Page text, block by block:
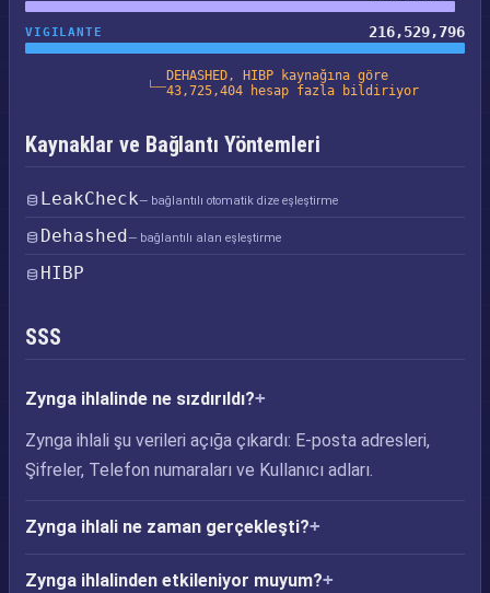
VIGILANTE 216,529,796
DEHASHED, HIBP kaynağına göre
43,725,404 hesap fazla bildiriyor
Kaynaklar ve Bağlantı Yöntemleri
LeakCheck— bağlantılı otomatik dize eşleştirme
Dehashed— bağlantılı alan eşleştirme
HIBP
SSS
Zynga ihlalinde ne sızdırıldı?
Zynga ihlali şu verileri açığa çıkardı: E-posta adresleri,
Şifreler, Telefon numaraları ve Kullanıcı adları.
Zynga ihlali ne zaman gerçekleşti?
Zynga ihlalinden etkileniyor muyum?